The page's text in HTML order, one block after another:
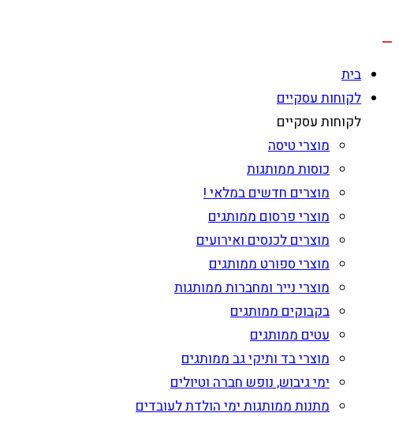
בית
לקוחות עסקיים
לקוחות עסקיים
מוצרי טיסה
כוסות ממותגות
מוצרים חדשים במלאי !
מוצרי פרסום ממותגים
מוצרים לכנסים ואירועים
מוצרי ספורט ממותגים
מוצרי נייר ומחברות ממותגות
בקבוקים ממותגים
עטים ממותגים
מוצרי בד ותיקי גב ממותגים
ימי גיבוש, נופש חברה וטיולים
מתנות ממותגות ימי הולדת לעובדים